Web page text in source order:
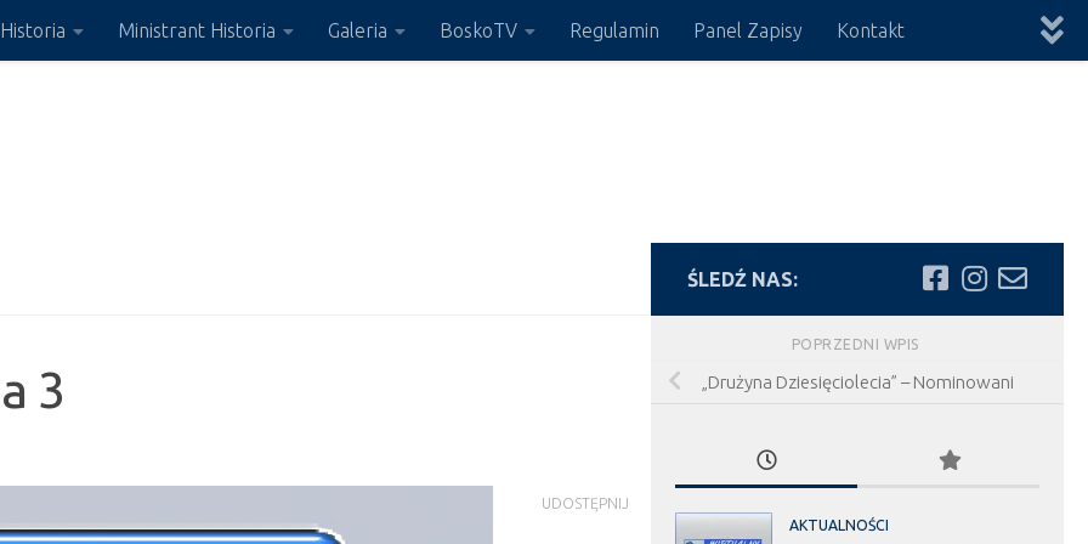
Ministrant Historia Galeria BoskoTV Regulamin Panel Zapisy Kontakt
3
UDOSTĘPNIJ
ŚLEDŹ NAS:
POPRZEDNI WPIS
„Drużyna Dziesięciolecia” – Nominowani
AKTUALNOŚCI